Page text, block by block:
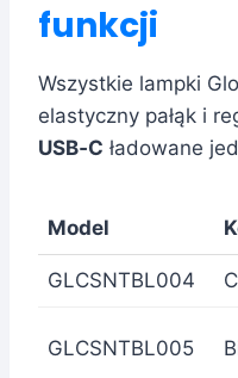
funkcji
Wszystkie lampki
elastyczny pałąk i
USB‑C ładowane
Model
GLCSNTBL004
GLCSNTBL005